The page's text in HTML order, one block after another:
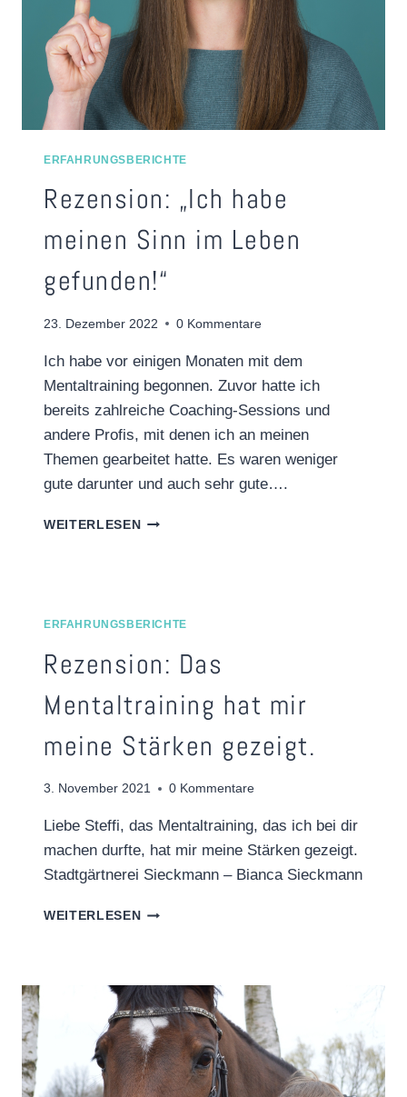
ERFAHRUNGSBERICHTE
Rezension: „Ich habe
meinen Sinn im Leben
gefunden!“
23. Dezember 2022 0 Kommentare
Ich habe vor einigen Monaten mit dem
Mentaltraining begonnen. Zuvor hatte ich
bereits zahlreiche Coaching-Sessions und
andere Profis, mit denen ich an meinen
Themen gearbeitet hatte. Es waren weniger
gute darunter und auch sehr gute….
WEITERLESENREZENSION:
GEFUNDEN!“
ERFAHRUNGSBERICHTE
Rezension: Das
Mentaltraining hat mir
meine Stärken gezeigt.
3. November 2021 0 Kommentare
Liebe Steffi, das Mentaltraining, das ich bei dir
machen durfte, hat mir meine Stärken gezeigt.
Stadtgärtnerei Sieckmann – Bianca Sieckmann
WEITERLESENREZENSION:
MIR
MEINE
STÄRKEN
GEZEIGT.